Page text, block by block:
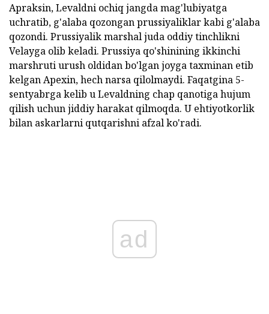
Apraksin, Levaldni ochiq jangda mag'lubiyatga
uchratib, g'alaba qozongan prussiyaliklar kabi g'alaba
qozondi. Prussiyalik marshal juda oddiy tinchlikni
Velayga olib keladi. Prussiya qo'shinining ikkinchi
marshruti urush oldidan bo'lgan joyga taxminan etib
kelgan Apexin, hech narsa qilolmaydi. Faqatgina 5-
sentyabrga kelib u Levaldning chap qanotiga hujum
qilish uchun jiddiy harakat qilmoqda. U ehtiyotkorlik
bilan askarlarni qutqarishni afzal ko'radi.
ad